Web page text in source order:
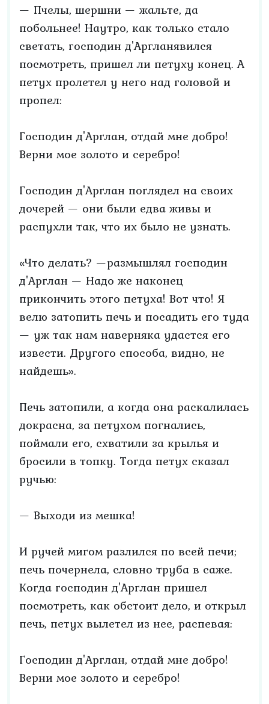
— Пчелы, шершни — жальте, да
побольнее! Наутро, как только стало
светать, господин д'Аргланявился
посмотреть, пришел ли петуху конец. А
петух пролетел у него над головой и
пропел:
Господин д'Арглан, отдай мне добро!
Верни мое золото и серебро!
Господин д'Арглан поглядел на своих
дочерей — они были едва живы и
распухли так, что их было не узнать.
«Что делать? —размышлял господин
д'Арглан — Надо же наконец
прикончить этого петуха! Вот что! Я
велю затопить печь и посадить его туда
— уж так нам наверняка удастся его
извести. Другого способа, видно, не
найдешь».
Печь затопили, а когда она раскалилась
докрасна, за петухом погнались,
поймали его, схватили за крылья и
бросили в топку. Тогда петух сказал
ручью:
— Выходи из мешка!
И ручей мигом разлился по всей печи;
печь почернела, словно труба в саже.
Когда господин д'Арглан пришел
посмотреть, как обстоит дело, и открыл
печь, петух вылетел из нее, распевая:
Господин д'Арглан, отдай мне добро!
Верни мое золото и серебро!